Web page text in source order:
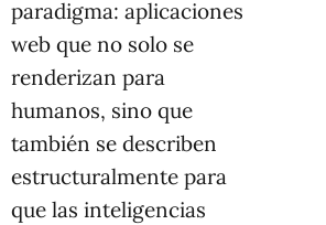
paradigma: aplicaciones
web que no solo se
renderizan para
humanos, sino que
también se describen
estructuralmente para
que las inteligencias